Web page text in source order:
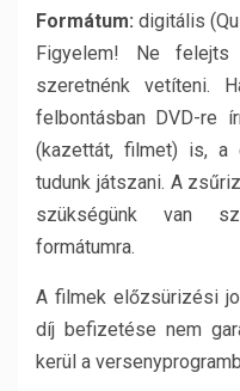
Formátum: digitális
Figyelem! Ne
szeretnénk vetíteni.
felbontásban DVD-re
(kazettát, filmet) is, a
tudunk játszani. A
szükségünk van
formátumra.
A filmek előzsürizési
díj befizetése nem
kerül a